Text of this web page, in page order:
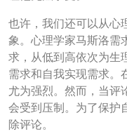
也许，我们还可以从心
象。心理学家马斯洛需
求，从低到高依次为生
需求和自我实现需求。
尤为强烈。然而，当评
会受到压制。为了保护
除评论。